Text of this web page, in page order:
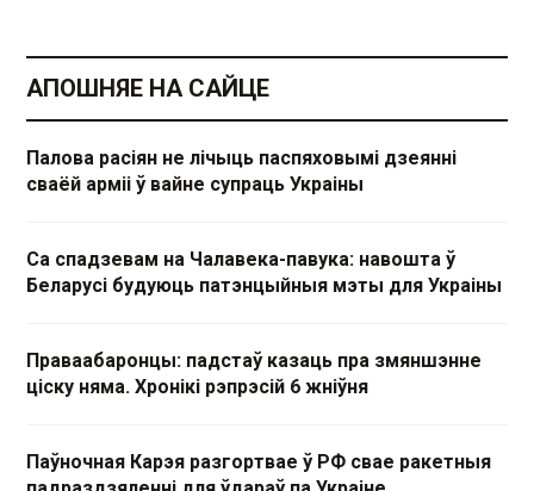
АПОШНЯЕ НА САЙЦЕ
Палова расіян не лічыць паспяховымі дзеянні
сваёй арміі ў вайне супраць Украіны
Са спадзевам на Чалавека-павука: навошта ў
Беларусі будуюць патэнцыйныя мэты для Украіны
Праваабаронцы: падстаў казаць пра змяншэнне
ціску няма. Хронікі рэпрэсій 6 жніўня
Паўночная Карэя разгортвае ў РФ свае ракетныя